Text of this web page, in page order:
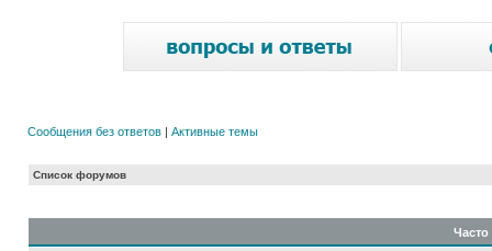
Сообщения без ответов | Активные темы
Список форумов